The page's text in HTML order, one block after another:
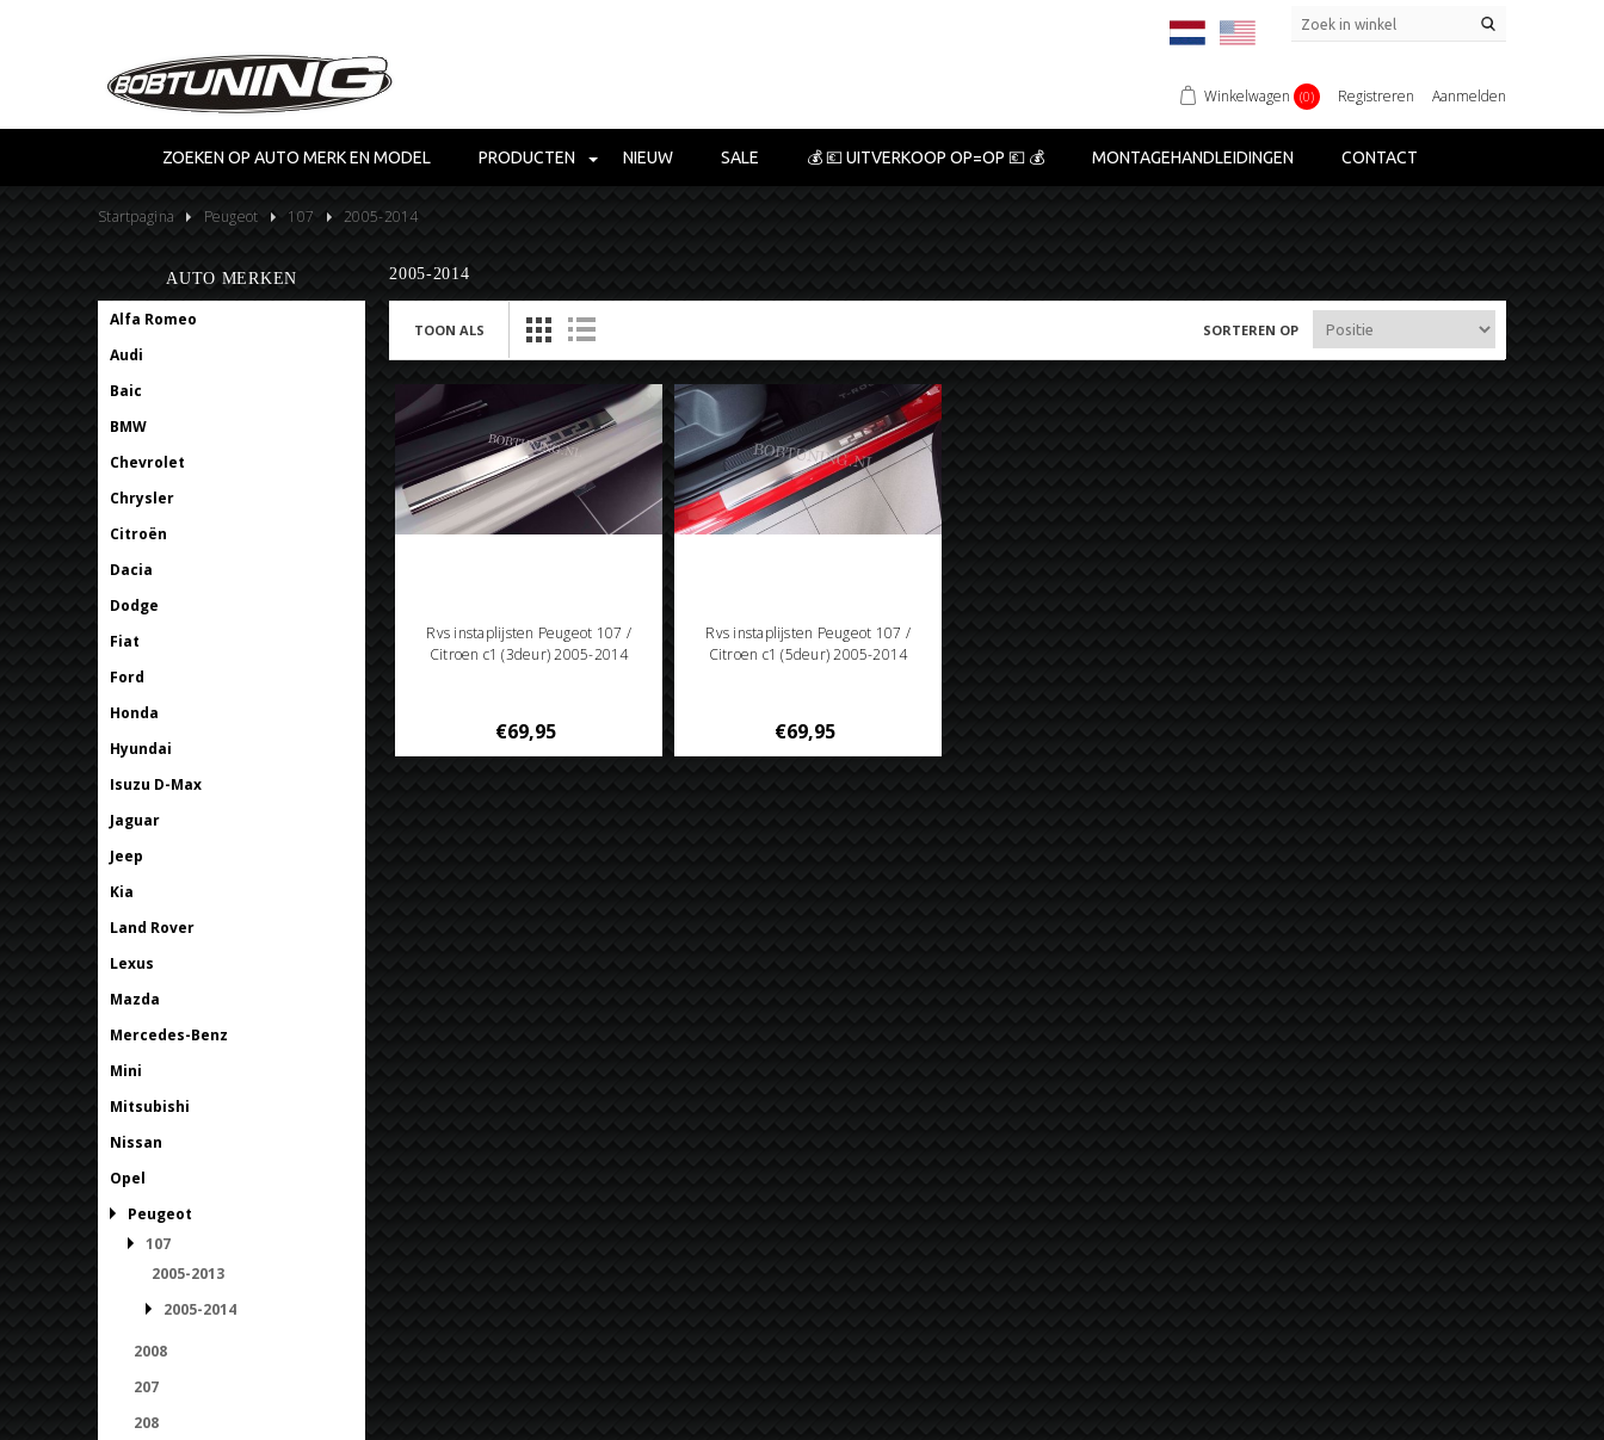
Winkelwagen (0) Registreren Aanmelden
ZOEKEN OP AUTO MERK EN MODEL PRODUCTEN NIEUW SALE 💰 💶 UITVERKOOP OP=OP 💶 💰 MONTAGEHANDLEIDINGEN CONTACT
Startpagina Peugeot 107 2005-2014
AUTO MERKEN
Alfa Romeo
Audi
Baic
BMW
Chevrolet
Chrysler
Citroën
Dacia
Dodge
Fiat
Ford
Honda
Hyundai
Isuzu D-Max
Jaguar
Jeep
Kia
Land Rover
Lexus
Mazda
Mercedes-Benz
Mini
Mitsubishi
Nissan
Opel
Peugeot
107
2005-2013
2005-2014
2008
207
208
2005-2014
TOON ALS SORTEREN OP
Rvs instaplijsten Peugeot 107 /
Citroen c1 (3deur) 2005-2014
€69,95
Rvs instaplijsten Peugeot 107 /
Citroen c1 (5deur) 2005-2014
€69,95